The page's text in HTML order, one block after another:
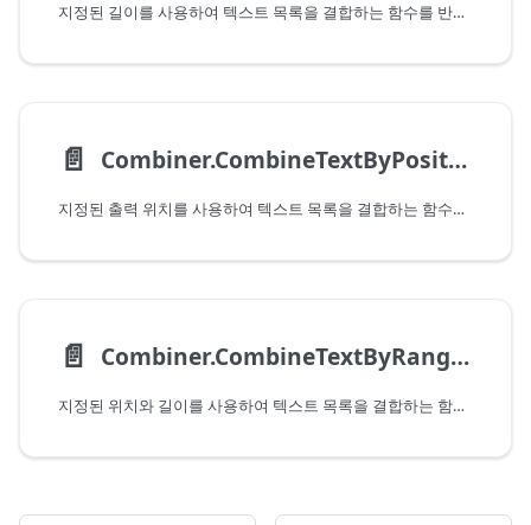
지정된 길이를 사용하여 텍스트 목록을 결합하는 함수를 반환합니다.
📄️ Combiner.CombineTextByPositions
지정된 출력 위치를 사용하여 텍스트 목록을 결합하는 함수를 반환합니다.
📄️ Combiner.CombineTextByRanges
지정된 위치와 길이를 사용하여 텍스트 목록을 결합하는 함수를 반환합니다.